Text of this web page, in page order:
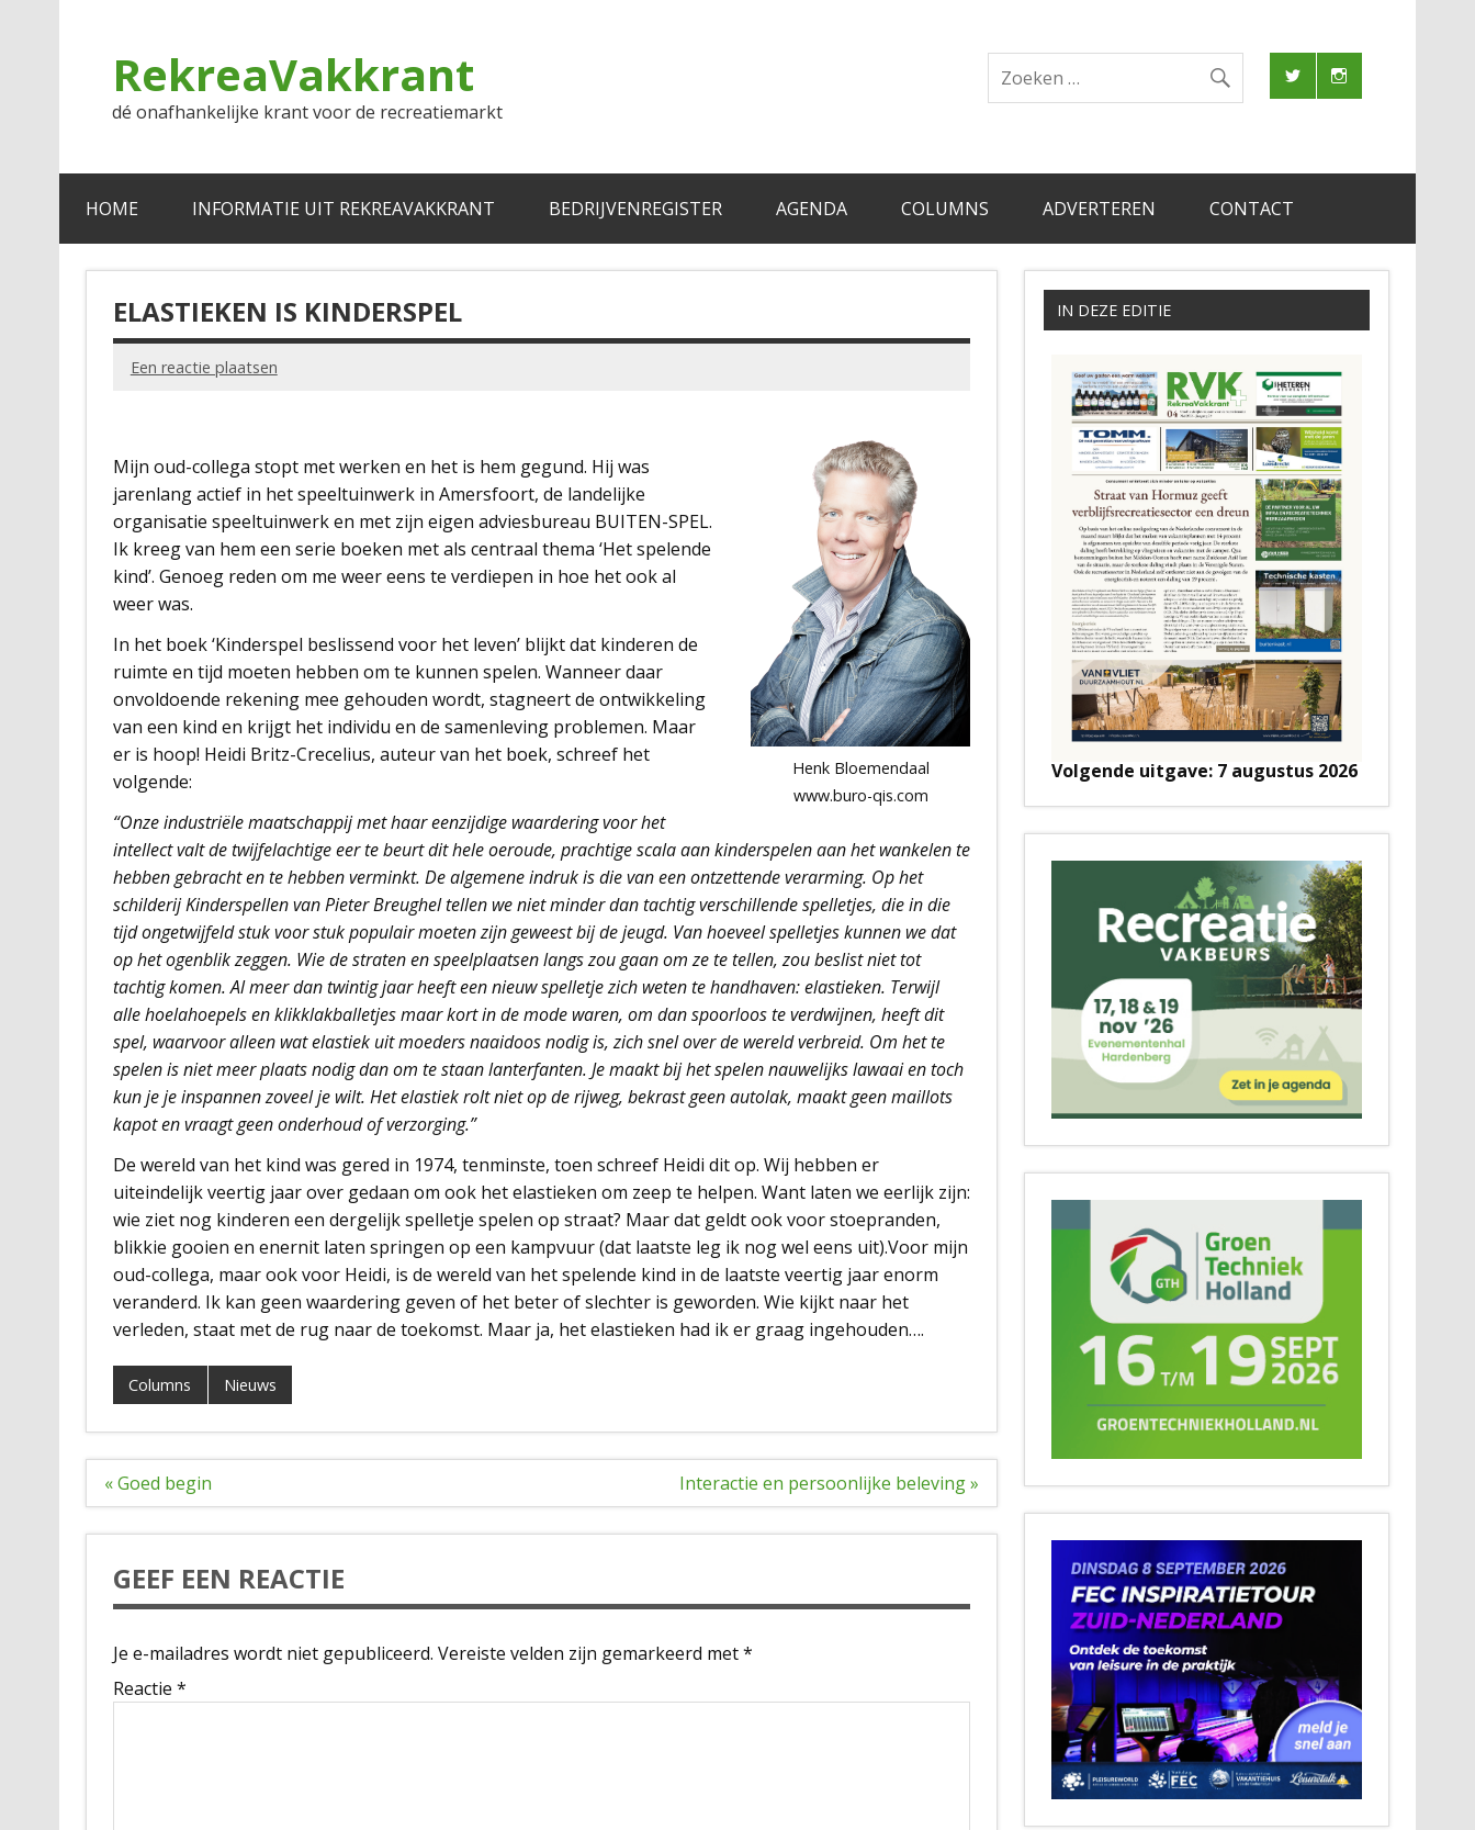
RekreaVakkrant
dé onafhankelijke krant voor de recreatiemarkt
HOME INFORMATIE UIT REKREAVAKKRANT BEDRIJVENREGISTER AGENDA COLUMNS ADVERTEREN CONTACT
ELASTIEKEN IS KINDERSPEL
Een reactie plaatsen
Henk Bloemendaal
www.buro-qis.com
Mijn oud-collega stopt met werken en het is hem gegund. Hij was
jarenlang actief in het speeltuinwerk in Amersfoort, de landelijke
organisatie speeltuinwerk en met zijn eigen adviesbureau BUITEN-SPEL.
Ik kreeg van hem een serie boeken met als centraal thema ‘Het spelende
kind’. Genoeg reden om me weer eens te verdiepen in hoe het ook al
weer was.
In het boek ‘Kinderspel beslissend voor het leven’ blijkt dat kinderen de
ruimte en tijd moeten hebben om te kunnen spelen. Wanneer daar
onvoldoende rekening mee gehouden wordt, stagneert de ontwikkeling
van een kind en krijgt het individu en de samenleving problemen. Maar
er is hoop! Heidi Britz-Crecelius, auteur van het boek, schreef het
volgende:
“Onze industriële maatschappij met haar eenzijdige waardering voor het
intellect valt de twijfelachtige eer te beurt dit hele oeroude, prachtige scala aan kinderspelen aan het wankelen te
hebben gebracht en te hebben verminkt. De algemene indruk is die van een ontzettende verarming. Op het
schilderij Kinderspellen van Pieter Breughel tellen we niet minder dan tachtig verschillende spelletjes, die in die
tijd ongetwijfeld stuk voor stuk populair moeten zijn geweest bij de jeugd. Van hoeveel spelletjes kunnen we dat
op het ogenblik zeggen. Wie de straten en speelplaatsen langs zou gaan om ze te tellen, zou beslist niet tot
tachtig komen. Al meer dan twintig jaar heeft een nieuw spelletje zich weten te handhaven: elastieken. Terwijl
alle hoelahoepels en klikklakballetjes maar kort in de mode waren, om dan spoorloos te verdwijnen, heeft dit
spel, waarvoor alleen wat elastiek uit moeders naaidoos nodig is, zich snel over de wereld verbreid. Om het te
spelen is niet meer plaats nodig dan om te staan lanterfanten. Je maakt bij het spelen nauwelijks lawaai en toch
kun je je inspannen zoveel je wilt. Het elastiek rolt niet op de rijweg, bekrast geen autolak, maakt geen maillots
kapot en vraagt geen onderhoud of verzorging.”
De wereld van het kind was gered in 1974, tenminste, toen schreef Heidi dit op. Wij hebben er
uiteindelijk veertig jaar over gedaan om ook het elastieken om zeep te helpen. Want laten we eerlijk zijn:
wie ziet nog kinderen een dergelijk spelletje spelen op straat? Maar dat geldt ook voor stoepranden,
blikkie gooien en enernit laten springen op een kampvuur (dat laatste leg ik nog wel eens uit).Voor mijn
oud-collega, maar ook voor Heidi, is de wereld van het spelende kind in de laatste veertig jaar enorm
veranderd. Ik kan geen waardering geven of het beter of slechter is geworden. Wie kijkt naar het
verleden, staat met de rug naar de toekomst. Maar ja, het elastieken had ik er graag ingehouden….
Columns Nieuws
Bericht
« Goed begin Interactie en persoonlijke beleving »
GEEF EEN REACTIE
Je e-mailadres wordt niet gepubliceerd. Vereiste velden zijn gemarkeerd met*
Reactie *
IN DEZE EDITIE
Volgende uitgave: 7 augustus 2026